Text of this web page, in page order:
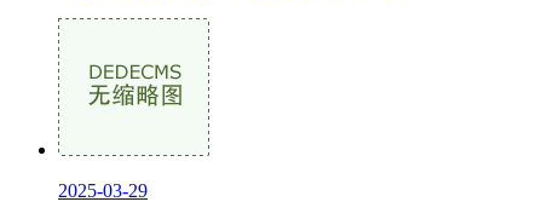
2025-03-29